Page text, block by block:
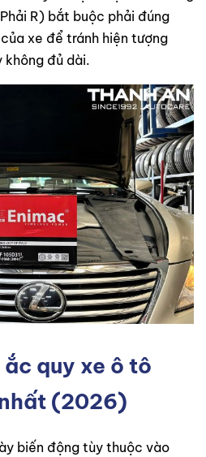
R) bắt buộc phải đúng
xe để tránh hiện tượng
không đủ dài.
quy xe ô tô
(2026)
biến động tùy thuộc vào